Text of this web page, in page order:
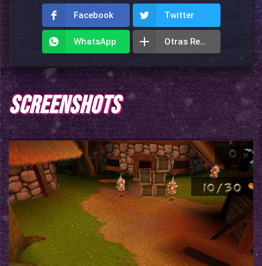
Facebook Twitter
WhatsApp Otras Redes
SCREENSHOTS